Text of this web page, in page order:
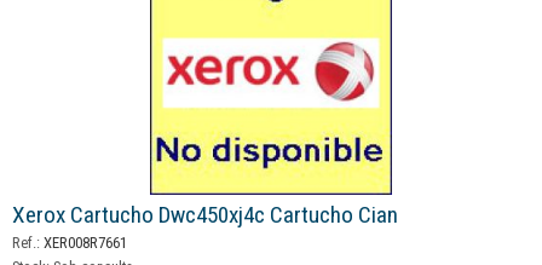
Xerox Cartucho Dwc450xj4c Cartucho Cian
Ref.: XER008R7661